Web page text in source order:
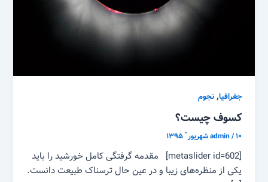
جغرافیا,نجوم
کسوف چیست؟
admin/۱۰ شهریور ّ ۱۳۹۵
[metaslider id=602] مقدمه گرفتگی کامل خورشید را باید
یکی از منظره‌های زیبا و در عین حال ترسناک طبیعت دانست.